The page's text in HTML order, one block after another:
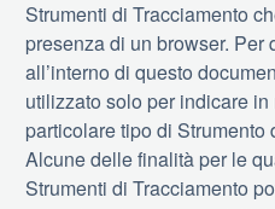
Strumenti di Tracciamento
presenza di un browser. Per
all’interno di questo
utilizzato solo per indicare
particolare tipo di Strumento
Alcune delle finalità per le
Strumenti di Tracciamento